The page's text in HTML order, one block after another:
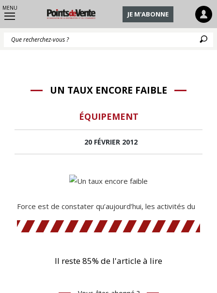
MENU
JE M'ABONNE
UN TAUX ENCORE FAIBLE
ÉQUIPEMENT
20 FÉVRIER 2012
Force est de constater qu’aujourd’hui, les activités du
Il reste 85% de l'article à lire